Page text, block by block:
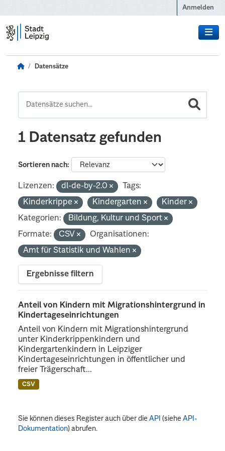
Anmelden
Datensätze
1 Datensatz gefunden
Sortieren nach
Lizenzen: dl-de-by-2.0
Tags:
Kinderkrippe
Kindergarten
Kinder
Kategorien:
Bildung, Kultur und Sport
Formate:
CSV
Organisationen:
Amt für Statistik und Wahlen
Ergebnisse filtern
Anteil von Kindern mit Migrationshintergrund in
Kindertageseinrichtungen
Anteil von Kindern mit Migrationshintergrund
unter Kinderkrippenkindern und
Kindergartenkindern in Leipziger
Kindertageseinrichtungen in öffentlicher und
freier Trägerschaft...
CSV
Sie können dieses Register auch über dieAPI (sieheAPI-
Dokumentation) abrufen.